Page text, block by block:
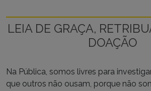
LEIA DE GRAÇA,
DOAÇÃO
Na Pública, somos livres para
que outros não ousam, porque não